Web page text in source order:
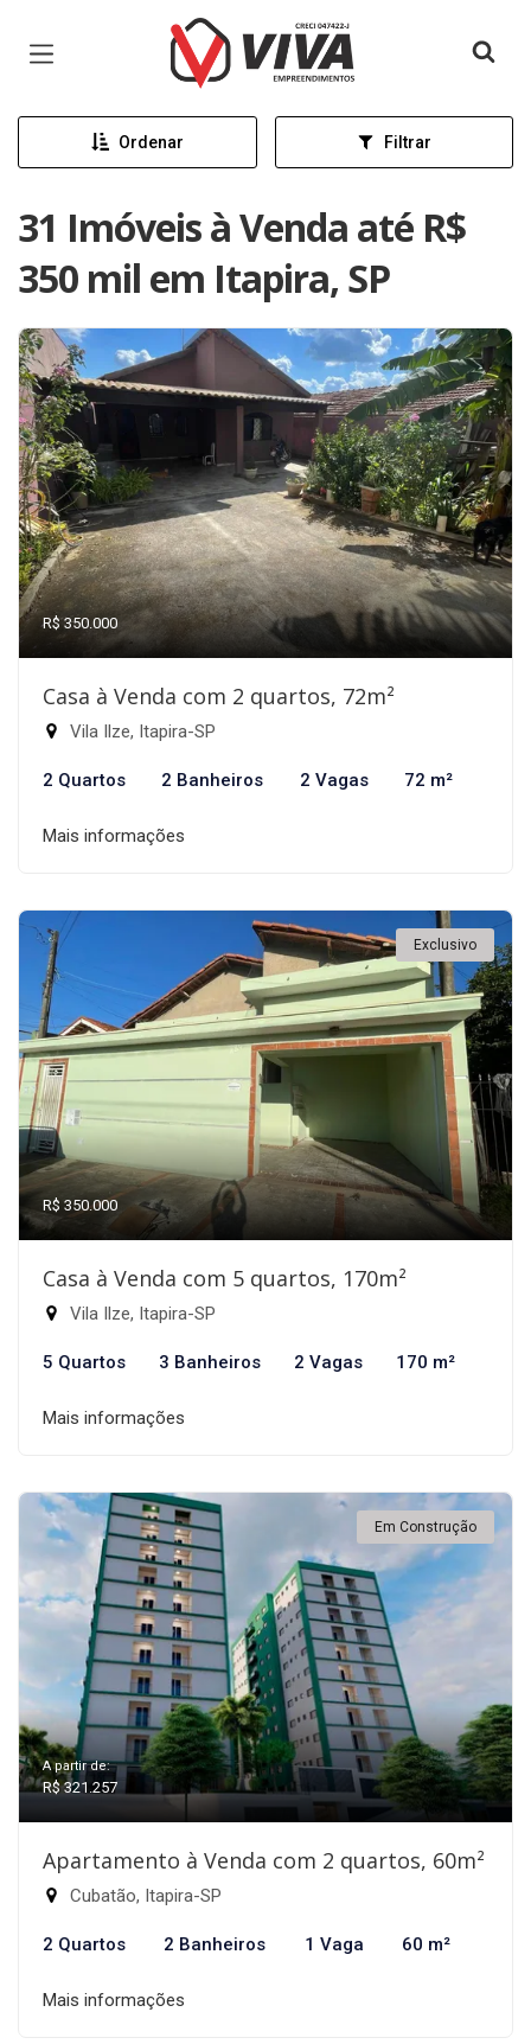
Página inicial
Ordenar Filtrar
31 Imóveis à Venda até R$
350 mil em Itapira, SP
R$ 350.000
Casa à Venda com 2 quartos, 72m²
Vila Ilze, Itapira-SP
2 Quartos 2 Banheiros 2 Vagas 72 m²
Mais informações
Exclusivo
R$ 350.000
Casa à Venda com 5 quartos, 170m²
Vila Ilze, Itapira-SP
5 Quartos 3 Banheiros 2 Vagas 170 m²
Mais informações
Em Construção
A partir de:
R$ 321.257
Apartamento à Venda com 2 quartos, 60m²
Cubatão, Itapira-SP
2 Quartos 2 Banheiros 1 Vaga 60 m²
Mais informações